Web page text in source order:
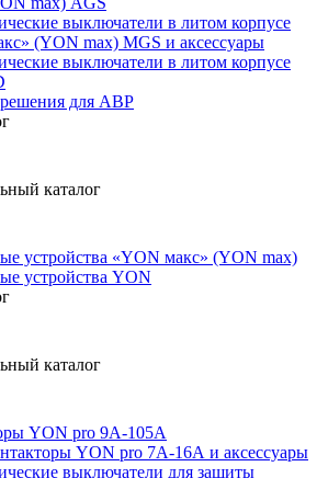
выключатели в литом корпусе
(YON max) MGS и аксессуары
выключатели в литом корпусе
для АВР
каталог
устройства «YON макс» (YON max)
устройства YON
каталог
YON pro 9А-105А
YON pro 7А-16А и аксессуары
выключатели для защиты